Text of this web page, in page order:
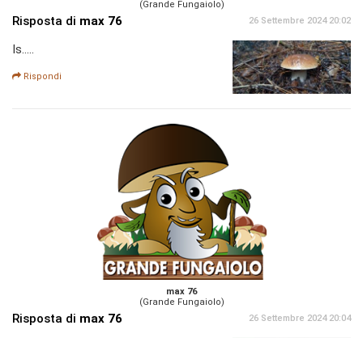
(Grande Fungaiolo)
Risposta di max 76 26 Settembre 2024 20:02
Is.....
Rispondi
max 76
(Grande Fungaiolo)
Risposta di max 76 26 Settembre 2024 20:04